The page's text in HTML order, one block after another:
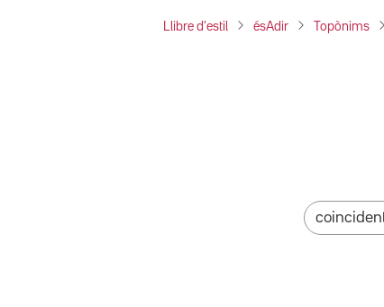
Llibre d'estil ésAdir Topònims